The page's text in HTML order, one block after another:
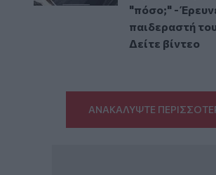
"πόσο;" -
παιδεραστή
Δείτε βίντεο
ΑΝΑΚΑΛΥΨΤΕ